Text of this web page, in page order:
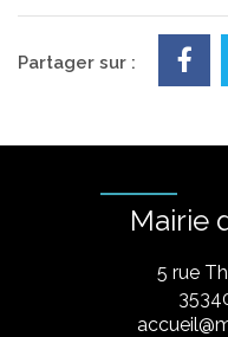
Partager sur :
Mairie
5 rue